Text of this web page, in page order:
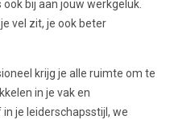
bij aan jouw werkgeluk.
vel zit, je ook beter
krijg je alle ruimte om te
in je vak en
je leiderschapsstijl, we